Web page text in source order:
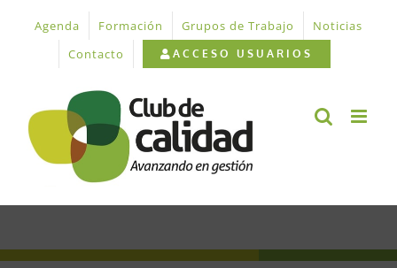
contenido
Agenda Formación Grupos de Trabajo
Noticias
Contacto
ACCESO USUARIOS